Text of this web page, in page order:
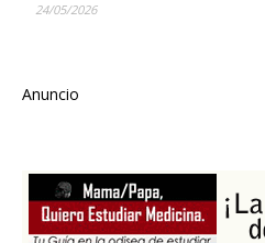
24/05/2026
Anuncio